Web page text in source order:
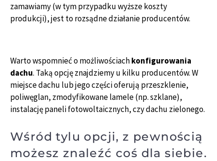
zamawiamy (w tym przypadku wyższe koszty
produkcji), jest to rozsądne działanie producentów.
Warto wspomnieć o możliwościachkonfigurowania
dachu. Taką opcję znajdziemy u kilku producentów. W
miejsce dachu lub jego części oferują przeszklenie,
poliwęglan, zmodyfikowane lamele (np. szklane),
instalację paneli fotowoltaicznych, czy dachu zielonego.
Wśród tylu opcji, z pewnością
możesz znaleźć coś dla siebie.